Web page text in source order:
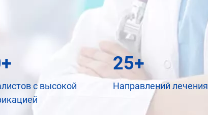
с высокой
25+
Направлений лечения